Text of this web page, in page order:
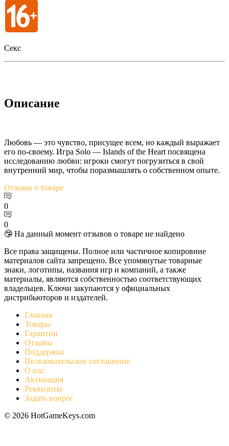
Секс
Описание
Любовь — это чувство, присущее всем, но каждый выражает
его по-своему. Игра Solo — Islands of the Heart посвящена
исследованию любви: игроки смогут погрузиться в свой
внутренний мир, чтобы поразмышлять о собственном опыте.
Отзывы о товаре
0
0
🤥 На данный момент отзывов о товаре не найдено
Все права защищены. Полное или частичное копировние
материалов сайта запрещено. Все упомянутые товарные
знаки, логотипы, названия игр и компаний, а также
материалы, являются собственностью соответствующих
владельцев. Ключи закупаются у официальных
дистрибьюторов и издателей.
Главная
Товары
Гарантии
Отзывы
Поддержка
Пользовательское соглашение
О нас
Активация
Реквизиты
Задать вопрос
© 2026 HotGameKeys.com